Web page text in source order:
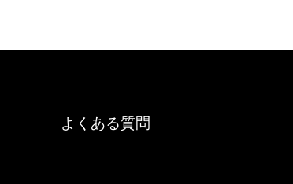
よくある質問